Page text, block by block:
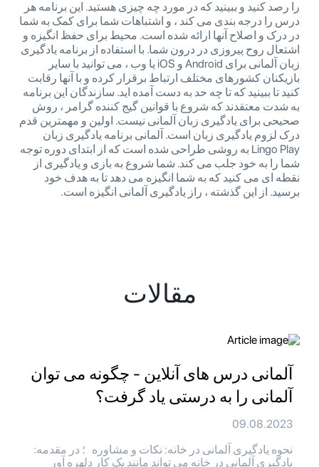
را رصد کنید و ببینید که در مورد چه چیزی هستید. این برنامه هر
درس را درجه بندی می کند ، و اشتباهات شما برای کمک به شما
در درک و اصلاح آنها ارائه شده است. محیط برای حفظ انگیزه و
اشتعال روح پیروزی در درون شما. با استفاده از برنامه یادگیری
زبان آلمانی برای Android و iOS یا وب ، می توانید با سایر
بازیکنان کشورهای مختلف ارتباط برقرار کرده و با آنها رقابت
کنید تا ببینید که تا چه حد به دست آمده اید. سازندگان این برنامه
به شدت معتقدند که شروع با قوانین گیج کننده گرامر ، روش
صحیحی برای یادگیری زبان آلمانی نیست. اولین و مهمترین قدم
درک لزوم یادگیری زبان است. آلمانی برنامه یادگیری زبان
Lingo Play به روشی طراحی شده است که از ابتدای دوره توجه
شما را به خود جلب می کند. شما شروع به بازی و یادگیری از
نقطه ای می کنید که به شما انگیزه می دهد تا به هدف خود
برسید. از این گذشته ، راز یادگیری آلمانی انگیزه است.
مقالات
آلمانی درس های آنلاین - چگونه می توان
آلمانی را به درستی یاد گرفت؟
09.08.2023
نحوه یادگیری آلمانی در خانه: نکات و مشاوره ؛ در مقدمه:
یادگیری آلمانی در خانه می تواند مانند یک کار دلهره آور